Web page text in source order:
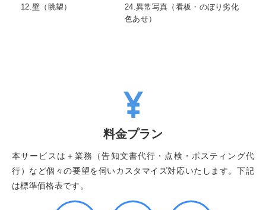
12.壁（眺望）
24.異常写真（看板・のぼり劣化
色あせ）
料金プラン
本サービスは＋業務（告知文書代行・点検・ポスティング代
行）など個々の要望を伺いカスタマイズ対応いたします。下記
は標準価格表です。